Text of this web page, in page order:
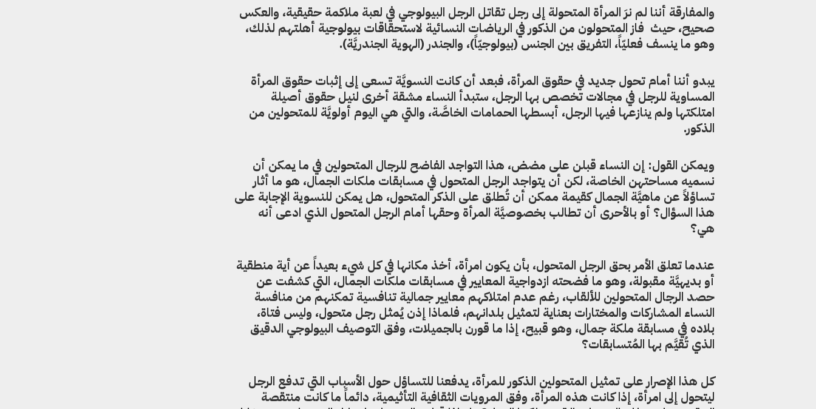
والمفارقة أننا لم نرَ المرأة المتحولة إلى رجل تقاتل الرجل البيولوجي في لعبة ملاكمة حقيقية، والعكس
صحيح، حيث فاز المتحولون من الذكور في الرياضات النسائية لاستحقاقات بيولوجية أهلتهم لذلك،
وهو ما ينسف فعليّاً، التفريق بين الجنس (بيولوجيّاً)، والجندر (الهوية الجندريَّة).
يبدو أننا أمام تحول جديد في حقوق المرأة، فبعد أن كانت النسويَّة تسعى إلى إثبات حقوق المرأة
المساوية للرجل في مجالات تخصص بها الرجل، ستبدأ النساء مشقة أخرى لنيل حقوق أصيلة
امتلكتها ولم ينازعها فيها الرجل، أبسطها الحمامات الخاصَّة، والتي هي اليوم أولويَّة للمتحولين من
الذكور.
ويمكن القول: إن النساء قبلن على مضض، هذا التواجد الفاضح للرجال المتحولين في ما يمكن أن
نسميه مساحتهن الخاصة، لكن أن يتواجد الرجل المتحول في مسابقات ملكات الجمال، هو ما أثار
تساؤلاً عن ماهيَّة الجمال كقيمة ممكن أن تُطلق على الذكر المتحول، هل يمكن للنسوية الإجابة على
هذا السؤال؟ أو بالأحرى أن تطالب بخصوصيَّة المرأة وحقها أمام الرجل المتحول الذي ادعى أنه
هي؟
عندما تعلق الأمر بحق الرجل المتحول، بأن يكون امرأة، أخذ مكانها في كل شيء بعيداً عن أية منطقية
أو بديهيَّة مقبولة، وهو ما فضحته ازدواجية المعايير في مسابقات ملكات الجمال، التي كشفت عن
حصد الرجال المتحولين للألقاب، رغم عدم امتلاكهم معايير جمالية تنافسية تمكنهم من منافسة
النساء المشاركات والمختارات بعناية لتمثيل بلدانهم، فلماذا إذن يُمثل رجل متحول، وليس فتاة،
بلاده في مسابقة ملكة جمال، وهو قبيح، إذا ما قورن بالجميلات، وفق التوصيف البيولوجي الدقيق
الذي تُقيَّم بها المُتسابقات؟
كل هذا الإصرار على تمثيل المتحولين الذكور للمرأة، يدفعنا للتساؤل حول الأسباب التي تدفع الرجل
ليتحول إلى امرأة، إذا كانت هذه المرأة، وفق المرويات الثقافية التأثيمية، دائماً ما كانت منتقصة